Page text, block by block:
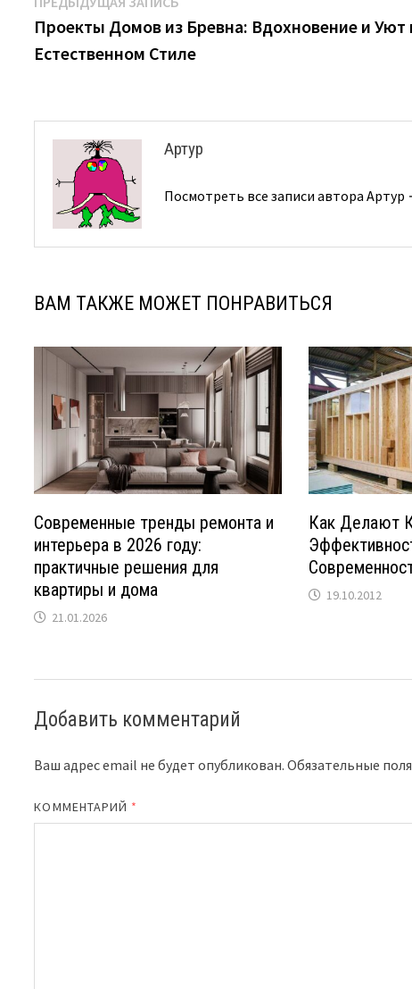
по
запись:
Проекты Домов из Бревна: Вдохновение и Уют
Естественном Стиле
Артур
Посмотреть все записи автора Артур
ВАМ ТАКЖЕ МОЖЕТ ПОНРАВИТЬСЯ
Современные тренды ремонта и
интерьера в 2026 году:
практичные решения для
квартиры и дома
21.01.2026
Как Делают
19.10.2012
Добавить комментарий
Ваш адрес email не будет опубликован. Обязательные
КОММЕНТАРИЙ *